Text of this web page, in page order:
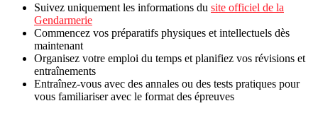
Suivez uniquement les informations du site officiel de la
Gendarmerie
Commencez vos préparatifs physiques et intellectuels dès
maintenant
Organisez votre emploi du temps et planifiez vos révisions et
entraînements
Entraînez-vous avec des annales ou des tests pratiques pour
vous familiariser avec le format des épreuves